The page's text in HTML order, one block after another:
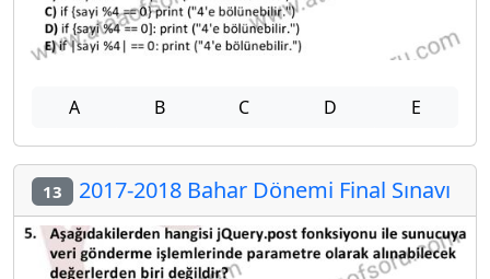
A B C D E
13 2017-2018 Bahar Dönemi Final Sınavı